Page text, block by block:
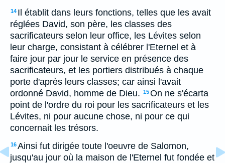
14 Il établit dans leurs fonctions, telles que les avait
réglées David, son père, les classes des
sacrificateurs selon leur office, les Lévites selon
leur charge, consistant à célébrer l'Eternel et à
faire jour par jour le service en présence des
sacrificateurs, et les portiers distribués à chaque
porte d'après leurs classes; car ainsi l'avait
ordonné David, homme de Dieu. 15On ne s'écarta
point de l'ordre du roi pour les sacrificateurs et les
Lévites, ni pour aucune chose, ni pour ce qui
concernait les trésors.
16Ainsi fut dirigée toute l'oeuvre de Salomon,
jusqu'au jour où la maison de l'Eternel fut fondée et